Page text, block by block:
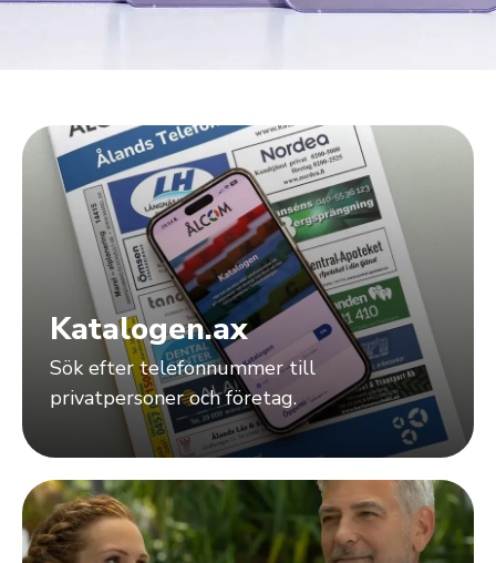
Katalogen.ax
Sök efter telefonnummer till
privatpersoner och företag.